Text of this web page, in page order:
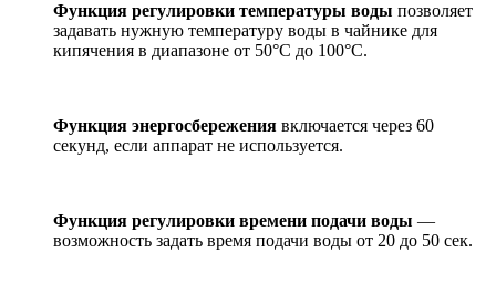
Функция регулировки температуры воды позволяет
задавать нужную температуру воды в чайнике для
кипячения в диапазоне от 50°С до 100°С.
Функция энергосбережения включается через 60
секунд, если аппарат не используется.
Функция регулировки времени подачи воды —
возможность задать время подачи воды от 20 до 50 сек.